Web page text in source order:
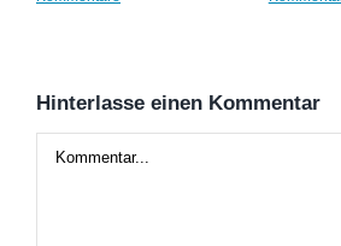
Hinterlasse einen Kommentar